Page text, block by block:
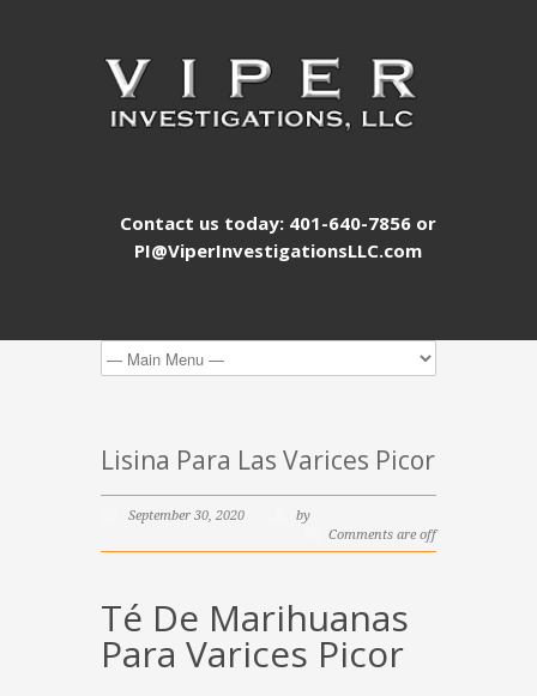
Contact us today: 401-640-7856 or
PI@ViperInvestigationsLLC.com
Lisina Para Las Varices Picor
September 30, 2020
by
Comments are off
Té De Marihuanas
Para Varices Picor